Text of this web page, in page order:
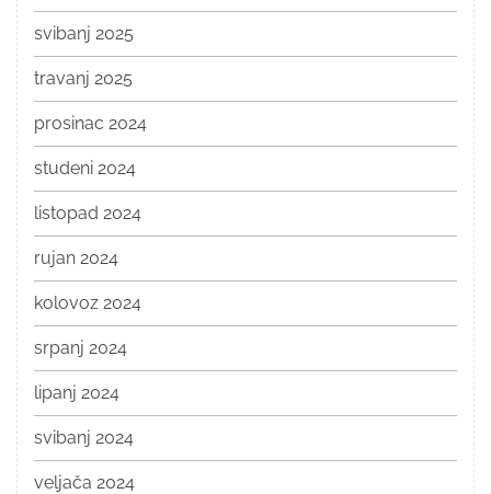
svibanj 2025
travanj 2025
prosinac 2024
studeni 2024
listopad 2024
rujan 2024
kolovoz 2024
srpanj 2024
lipanj 2024
svibanj 2024
veljača 2024